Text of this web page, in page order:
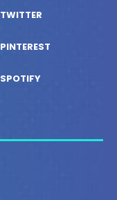
TWITTER
PINTEREST
SPOTIFY